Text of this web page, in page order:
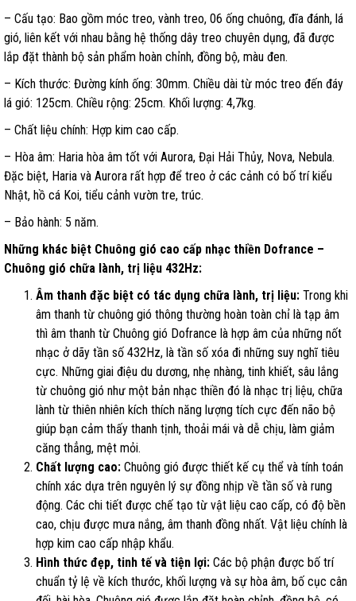
– Cấu tạo: Bao gồm móc treo, vành treo, 06 ống chuông, đĩa đánh, lá
gió, liên kết với nhau bằng hệ thống dây treo chuyên dụng, đã được
lắp đặt thành bộ sản phẩm hoàn chỉnh, đồng bộ, màu đen.
– Kích thước: Đường kính ống: 30mm. Chiều dài từ móc treo đến đáy
lá gió: 125cm. Chiều rộng: 25cm. Khối lượng: 4,7kg.
– Chất liệu chính: Hợp kim cao cấp.
– Hòa âm: Haria hòa âm tốt với Aurora, Đại Hải Thủy, Nova, Nebula.
Đặc biệt, Haria và Aurora rất hợp để treo ở các cảnh có bố trí kiểu
Nhật, hồ cá Koi, tiểu cảnh vườn tre, trúc.
– Bảo hành: 5 năm.
Những khác biệt Chuông gió cao cấp nhạc thiền Dofrance –
Chuông gió chữa lành, trị liệu 432Hz:
Âm thanh đặc biệt có tác dụng chữa lành, trị liệu: Trong khi
âm thanh từ chuông gió thông thường hoàn toàn chỉ là tạp âm
thì âm thanh từ Chuông gió Dofrance là hợp âm của những nốt
nhạc ở dãy tần số 432Hz, là tần số xóa đi những suy nghĩ tiêu
cực. Những giai điệu du dương, nhẹ nhàng, tinh khiết, sâu lắng
từ chuông gió như một bản nhạc thiền đó là nhạc trị liệu, chữa
lành từ thiên nhiên kích thích năng lượng tích cực đến não bộ
giúp bạn cảm thấy thanh tịnh, thoải mái và dễ chịu, làm giảm
căng thẳng, mệt mỏi.
Chất lượng cao: Chuông gió được thiết kế cụ thể và tính toán
chính xác dựa trên nguyên lý sự đồng nhịp về tần số và rung
động. Các chi tiết được chế tạo từ vật liệu cao cấp, có độ bền
cao, chịu được mưa nắng, âm thanh đồng nhất. Vật liệu chính là
hợp kim cao cấp nhập khẩu.
Hình thức đẹp, tinh tế và tiện lợi: Các bộ phận được bố trí
chuẩn tỷ lệ về kích thước, khối lượng và sự hòa âm, bố cục cân